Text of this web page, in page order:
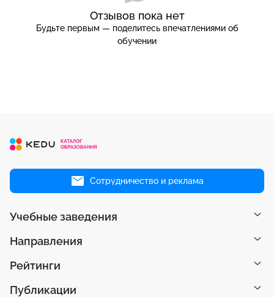
Отзывов пока нет
Будьте первым — поделитесь впечатлениями об
обучении
Сотрудничество и реклама
Учебные заведения
Направления
Рейтинги
Публикации